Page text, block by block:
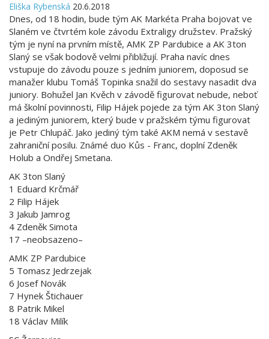
Eliška Rybenská 20.6.2018
Dnes, od 18 hodin, bude tým AK Markéta Praha bojovat ve
Slaném ve čtvrtém kole závodu Extraligy družstev. Pražský
tým je nyní na prvním místě, AMK ZP Pardubice a AK 3ton
Slaný se však bodově velmi přibližují. Praha navíc dnes
vstupuje do závodu pouze s jedním juniorem, doposud se
manažer klubu Tomáš Topinka snažil do sestavy nasadit dva
juniory. Bohužel Jan Kvěch v závodě figurovat nebude, neboť
má školní povinnosti, Filip Hájek pojede za tým AK 3ton Slaný
a jediným juniorem, který bude v pražském týmu figurovat
je Petr Chlupáč. Jako jediný tým také AKM nemá v sestavě
zahraniční posilu. Známé duo Kůs - Franc, doplní Zdeněk
Holub a Ondřej Smetana.
AK 3ton Slaný
1 Eduard Krčmář
2 Filip Hájek
3 Jakub Jamrog
4 Zdeněk Simota
17 –neobsazeno–
AMK ZP Pardubice
5 Tomasz Jedrzejak
6 Josef Novák
7 Hynek Štichauer
8 Patrik Mikel
18 Václav Milík